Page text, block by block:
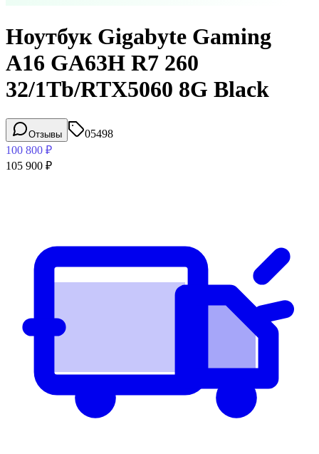
Ноутбук Gigabyte Gaming
A16 GA63H R7 260
32/1Tb/RTX5060 8G Black
Отзывы
05498
100 800 ₽
105 900 ₽